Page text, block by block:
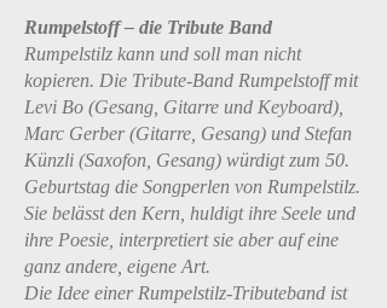
Rumpelstoff – die Tribute Band
Rumpelstilz kann und soll man nicht
kopieren. Die Tribute-Band Rumpelstoff mit
Levi Bo (Gesang, Gitarre und Keyboard),
Marc Gerber (Gitarre, Gesang) und Stefan
Künzli (Saxofon, Gesang) würdigt zum 50.
Geburtstag die Songperlen von Rumpelstilz.
Sie belässt den Kern, huldigt ihre Seele und
ihre Poesie, interpretiert sie aber auf eine
ganz andere, eigene Art.
Die Idee einer Rumpelstilz-Tributeband ist